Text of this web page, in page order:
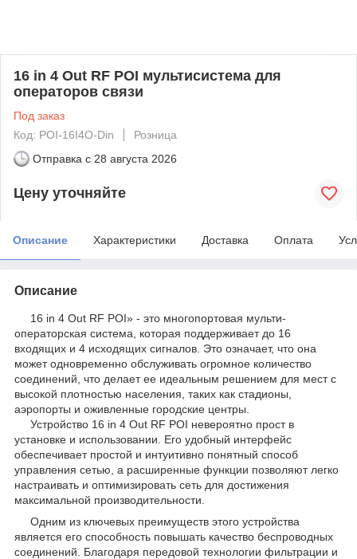
16 in 4 Out RF POI мультисистема для
операторов связи
Под заказ
Код: POI-16I4O-Din
Розница
Отправка с 28 августа 2026
Цену уточняйте
Описание Характеристики Доставка Оплата
Описание
16 in 4 Out RF POI» - это многопортовая мульти-
операторская система, которая поддерживает до 16
входящих и 4 исходящих сигналов. Это означает, что она
может одновременно обслуживать огромное количество
соединений, что делает ее идеальным решением для мест с
высокой плотностью населения, таких как стадионы,
аэропорты и оживленные городские центры.
Устройство 16 in 4 Out RF POI невероятно прост в
установке и использовании. Его удобный интерфейс
обеспечивает простой и интуитивно понятный способ
управления сетью, а расширенные функции позволяют легко
настраивать и оптимизировать сеть для достижения
максимальной производительности.
Одним из ключевых преимуществ этого устройства
является его способность повышать качество беспроводных
соединений. Благодаря передовой технологии фильтрации и